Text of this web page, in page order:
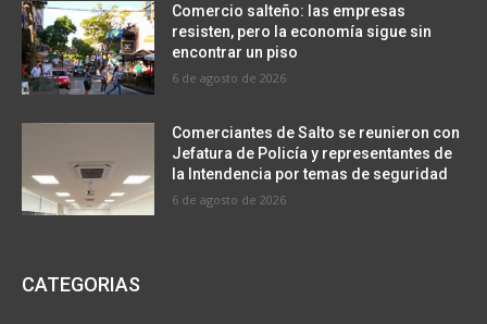
Comercio salteño: las empresas
resisten, pero la economía sigue sin
encontrar un piso
6 de agosto de 2026
Comerciantes de Salto se reunieron con
Jefatura de Policía y representantes de
la Intendencia por temas de seguridad
6 de agosto de 2026
CATEGORIAS